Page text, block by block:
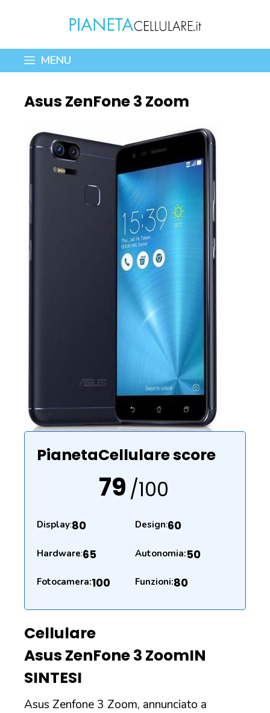
contenuto
MENU
Asus ZenFone 3 Zoom
PianetaCellulare score
79 /100
Display:80 Design:60
Hardware:65 Autonomia:50
Fotocamera:100 Funzioni:80
Cellulare
Asus ZenFone 3 ZoomIN
SINTESI
Asus Zenfone 3 Zoom, annunciato a